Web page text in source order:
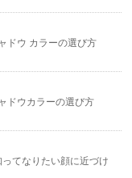
ドウ カラーの選び方
ドウカラーの選び方
てなりたい顔に近づけ